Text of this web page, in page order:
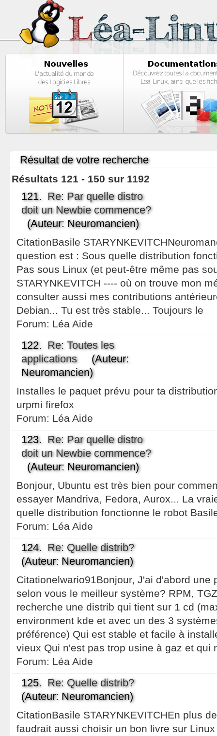
Résultat de votre recherche
Résultats 121 - 150 sur 1192
121. Re: Par quelle distro
doit un Newbie commence?
(Auteur: Neuromancien)
CitationBasile
question est : Sous quelle distribution
Pas sous Linux (et peut-être même pas
STARYNKEVITCH ---- où on trouve mon
consulter aussi mes contributions
Debian... Tu est très stable... Toujours le
Forum: Léa Aide
122. Re: Toutes les
applications(Auteur:
Neuromancien)
Installes le paquet prévu pour ta
urpmi firefox
Forum: Léa Aide
123. Re: Par quelle distro
doit un Newbie commence?
(Auteur: Neuromancien)
Bonjour, Ubuntu est très bien pour
essayer Mandriva, Fedora, Aurox... La
quelle distribution fonctionne le robot
Forum: Léa Aide
124. Re: Quelle distrib?
(Auteur: Neuromancien)
Citationelwario91Bonjour, J'ai d'abord une
selon vous le meilleur système? RPM,
recherche une distrib qui tient sur 1 cd
environment kde et avec un des 3
préférence) Qui est stable et facile à
vieux Qui n'est pas trop usine à gaz et qui
Forum: Léa Aide
125. Re: Quelle distrib?
(Auteur: Neuromancien)
CitationBasile STARYNKEVITCHEn plus
faudrait aussi choisir un bon livre sur